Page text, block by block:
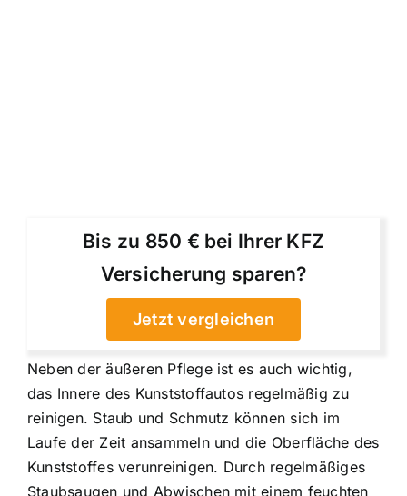
Bis zu 850 € bei Ihrer KFZ
Versicherung sparen?
Jetzt vergleichen
Neben der äußeren Pflege ist es auch wichtig,
das Innere des Kunststoffautos regelmäßig zu
reinigen. Staub und Schmutz können sich im
Laufe der Zeit ansammeln und die Oberfläche des
Kunststoffes verunreinigen. Durch regelmäßiges
Staubsaugen und Abwischen mit einem feuchten